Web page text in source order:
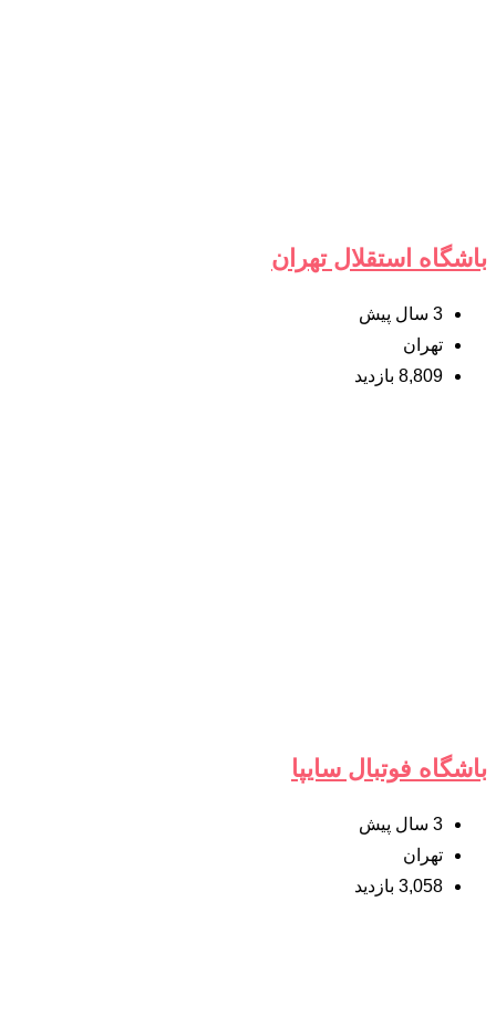
باشگاه استقلال تهران
3 سال پیش
تهران
8,809 بازدید
باشگاه فوتبال سایپا
3 سال پیش
تهران
3,058 بازدید